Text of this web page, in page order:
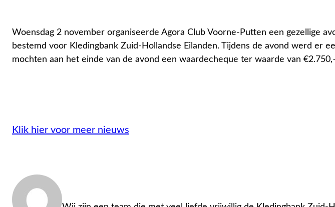
Woensdag 2 november organiseerde Agora Club Voorne-Putten een gezellige
bestemd voor Kledingbank Zuid-Hollandse Eilanden. Tijdens de avond werd er
mochten aan het einde van de avond een waardecheque ter waarde van
Klik hier voor meer nieuws